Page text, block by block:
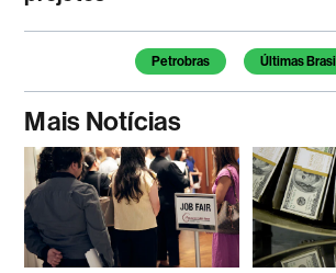
Temas deste artigo
Petrobras Últimas Brasil
Mais Notícias